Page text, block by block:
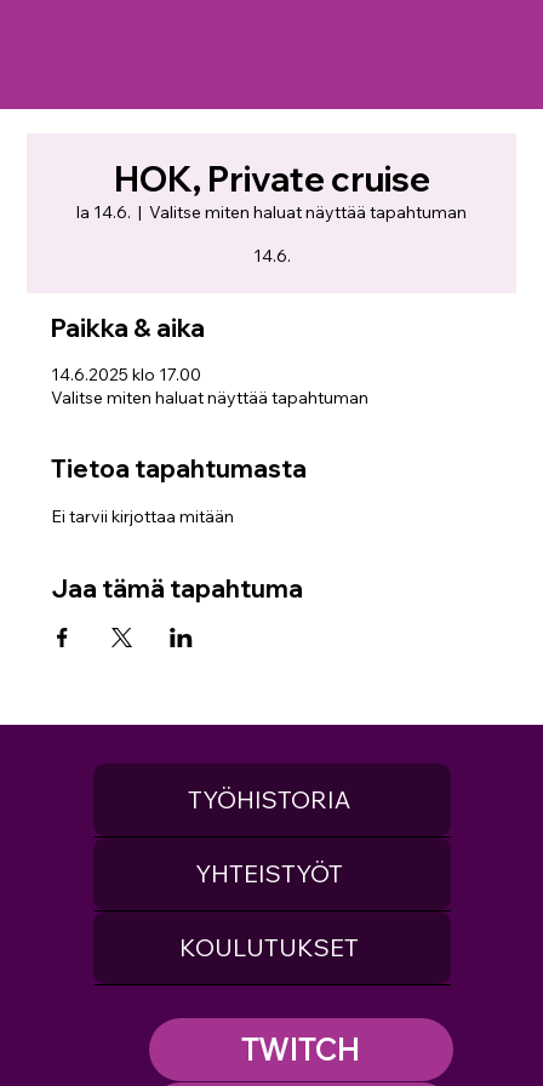
HOK, Private cruise
la 14.6.
  |
Valitse miten haluat näyttää tapahtuman
14.6.
Paikka & aika
14.6.2025 klo 17.00
Valitse miten haluat näyttää tapahtuman
Tietoa tapahtumasta
Ei tarvii kirjottaa mitään
Jaa tämä tapahtuma
TWITCH
TYÖHISTORIA
YHTEISTYÖT
KOULUTUKSET